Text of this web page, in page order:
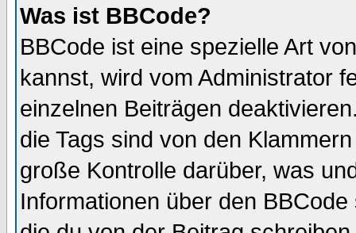
Was ist BBCode?
BBCode ist eine spezielle Art
kannst, wird vom Administrator
einzelnen Beiträgen
die Tags sind von den
große Kontrolle darüber, was
Informationen über den